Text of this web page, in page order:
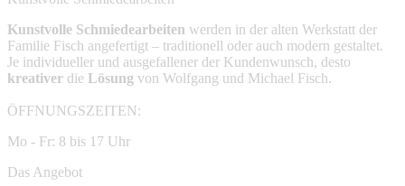
Kunstvolle Schmiedearbeiten werden in der alten Werkstatt der
Familie Fisch angefertigt – traditionell oder auch modern gestaltet.
Je individueller und ausgefallener der Kundenwunsch, desto
kreativer die Lösung von Wolfgang und Michael Fisch.
ÖFFNUNGSZEITEN:
Mo - Fr: 8 bis 17 Uhr
Das Angebot